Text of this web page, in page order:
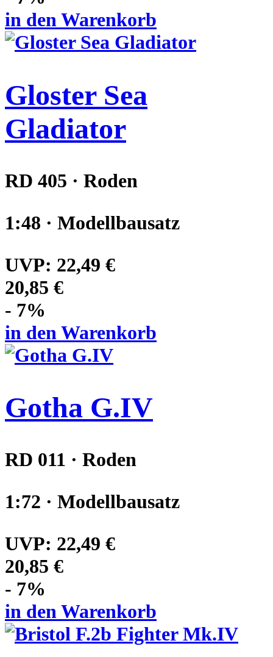
in den Warenkorb
Gloster Sea
Gladiator
RD 405 · Roden
1:48 · Modellbausatz
UVP: 22,49 €
20,85 €
- 7%
in den Warenkorb
Gotha G.IV
RD 011 · Roden
1:72 · Modellbausatz
UVP: 22,49 €
20,85 €
- 7%
in den Warenkorb